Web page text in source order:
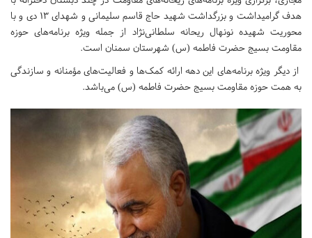
هدف گرامیداشت و بزرگداشت شهید حاج قاسم سلیمانی و شهدای ۱۳ دی و با
محوریت شهیده نونهال ریحانه سلطانی‌نژاد از جمله ویژه برنامه‌های حوزه
مقاومت بسیج حضرت فاطمه (س) شهرستان سمنان است.
از دیگر ویژه برنامه‌های این دهه ارائه کمک‌ها و فعالیت‌های مؤمنانه و سازندگی
به همت حوزه مقاومت بسیج حضرت فاطمه (س) می‌باشد.